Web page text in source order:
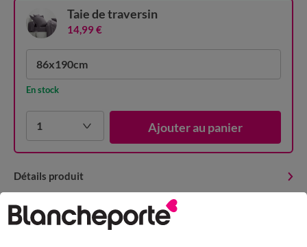
86x190cm
En stock
1 Ajouter au panier
Taie de traversin
14,99 €
Détails produit
Conseils entretien